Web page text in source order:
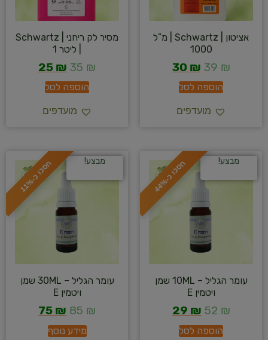
אציטון | Schwartz | מ”ל
1000
39 ₪
30 ₪
הוספה לסל
מועדפים
מסיר לק ריחני | Schwartz
| ליטר 1
35 ₪
25 ₪
הוספה לסל
מועדפים
ח
ס
כ
ו
כ
-
4
4
% מבצע!
עומר הגליל – 10ML שמן
ויטמין E
52 ₪
29 ₪
הוספה לסל
ח
ס
כ
ו
כ
-
1
1
% מבצע!
עומר הגליל – 30ML שמן
ויטמין E
85 ₪
75 ₪
מידע נוסף